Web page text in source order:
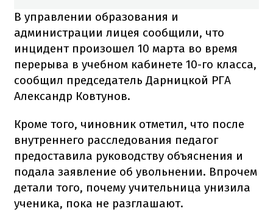
В управлении образования и
администрации лицея сообщили, что
инцидент произошел 10 марта во время
перерыва в учебном кабинете 10-го класса,
сообщил председатель Дарницкой РГА
Александр Ковтунов.
Кроме того, чиновник отметил, что после
внутреннего расследования педагог
предоставила руководству объяснения и
подала заявление об увольнении. Впрочем
детали того, почему учительница унизила
ученика, пока не разглашают.